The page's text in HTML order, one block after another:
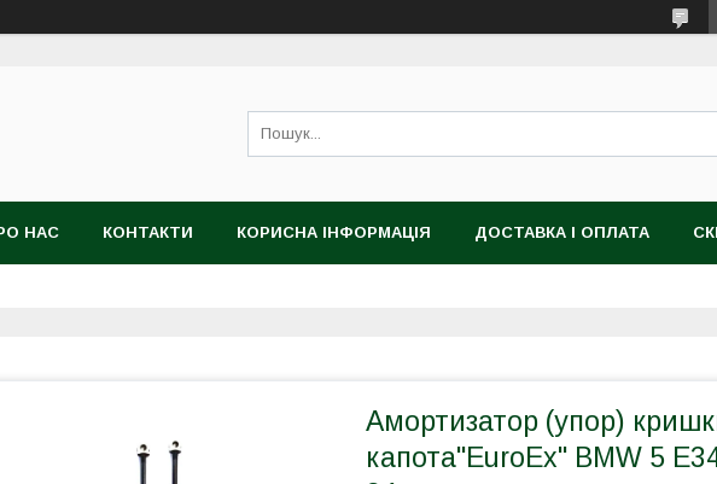
НАС КОНТАКТИ КОРИСНА ІНФОРМАЦІЯ ДОСТАВКА І ОПЛАТА
Амортизатор (упор)
капота"EuroEx" BMW 5